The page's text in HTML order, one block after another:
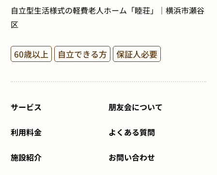
自立型生活様式の軽費老人ホーム「睦荘」｜横浜市瀬谷
区
60歳以上 自立できる方 保証人必要
サービス
利用料金
施設紹介
朋友会について
よくある質問
お問い合わせ